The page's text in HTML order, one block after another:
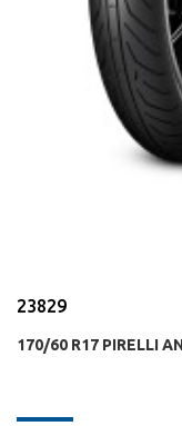
23829
170/60 R17 PIRELLI